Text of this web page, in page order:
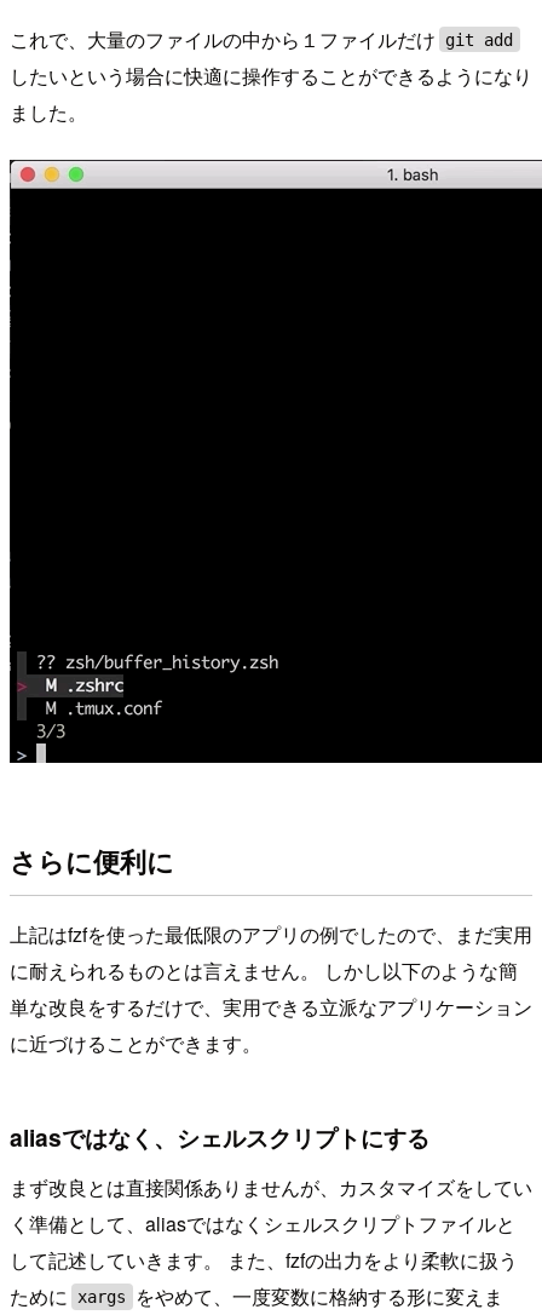
これで、大量のファイルの中から１ファイルだけ git add
したいという場合に快適に操作することができるようになり
ました。
さらに便利に
上記はfzfを使った最低限のアプリの例でしたので、まだ実用
に耐えられるものとは言えません。 しかし以下のような簡
単な改良をするだけで、実用できる立派なアプリケーション
に近づけることができます。
aliasではなく、シェルスクリプトにする
まず改良とは直接関係ありませんが、カスタマイズをしてい
く準備として、aliasではなくシェルスクリプトファイルと
して記述していきます。 また、fzfの出力をより柔軟に扱う
ために
xargs をやめて、一度変数に格納する形に変えま